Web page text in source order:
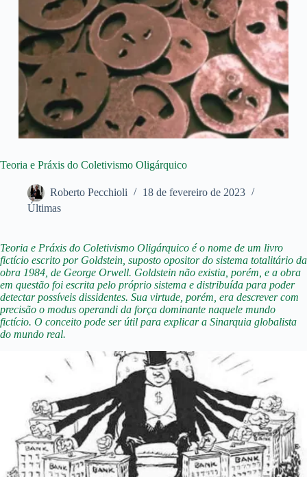
Teoria e Práxis do Coletivismo Oligárquico
Roberto Pecchioli
18 de fevereiro de 2023
Últimas
Teoria e Práxis do Coletivismo Oligárquico é o nome de um livro
fictício escrito por Goldstein, suposto opositor do sistema totalitário da
obra 1984, de George Orwell. Goldstein não existia, porém, e a obra
em questão foi escrita pelo próprio sistema e distribuída para poder
detectar possíveis dissidentes. Sua virtude, porém, era descrever com
precisão o modus operandi da força dominante naquele mundo
fictício. O conceito pode ser útil para explicar a Sinarquia globalista
do mundo real.